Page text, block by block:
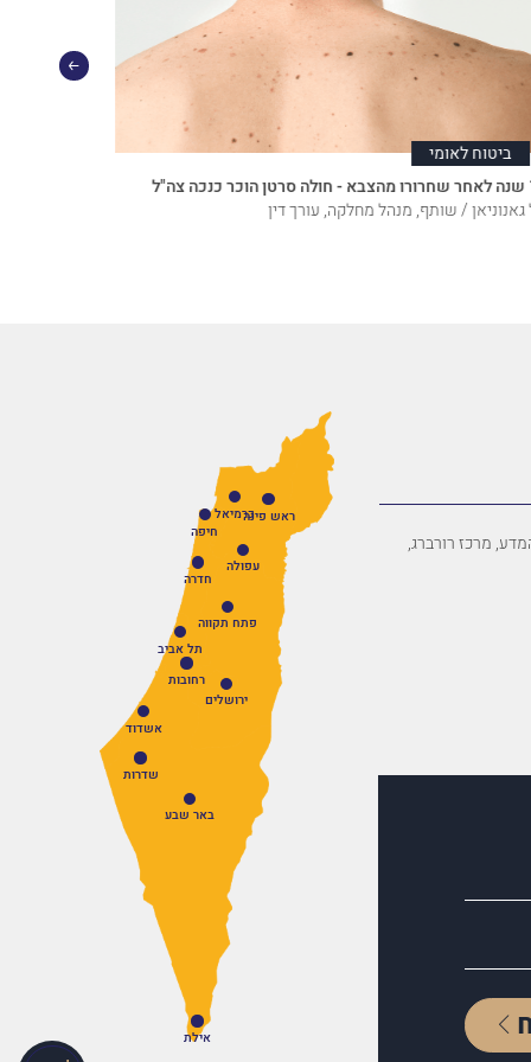
ביטוח לאומי
גאנוניאן / שותף, מנהל מחלקה, עורך דין
המדע, מרכז רורברג,
רחובות
תל אביב
חיפה
ירושלים
פתח תקווה
חדרה
אילת
באר שבע
אשדוד
שדרות
עפולה
ראש פינהכרמיאל